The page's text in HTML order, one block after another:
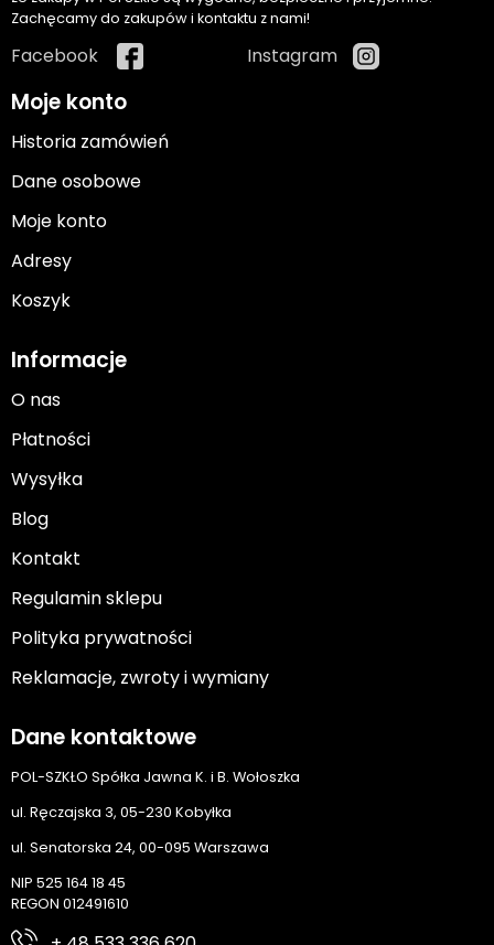
Zachęcamy do zakupów i kontaktu z nami!
Facebook Instagram
Moje konto
Historia zamówień
Dane osobowe
Moje konto
Adresy
Koszyk
Informacje
O nas
Płatności
Wysyłka
Blog
Kontakt
Regulamin sklepu
Polityka prywatności
Reklamacje, zwroty i wymiany
Dane kontaktowe
POL-SZKŁO Spółka Jawna K. i B. Wołoszka
ul. Ręczajska 3, 05-230 Kobyłka
ul. Senatorska 24, 00-095 Warszawa
NIP 525 164 18 45
REGON 012491610